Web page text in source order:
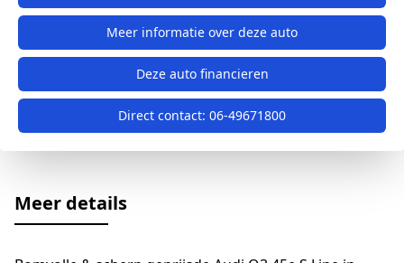
Meer informatie over deze auto
Deze auto financieren
Direct contact: 06-49671800
Meer details